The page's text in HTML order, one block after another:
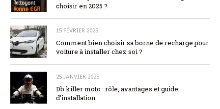
choisir en 2025 ?
15 FÉVRIER 2025
Comment bien choisir sa borne de recharge pour
voiture à installer chez soi ?
25 JANVIER 2025
Db killer moto : rôle, avantages et guide
d’installation